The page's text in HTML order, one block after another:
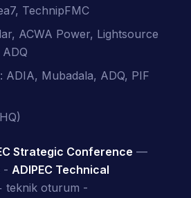
TechnipFMC
ACWA Power, Lightsource
ADIA, Mubadala, ADQ, PIF
Strategic Conference —
- ADIPEC Technical
teknik oturum -